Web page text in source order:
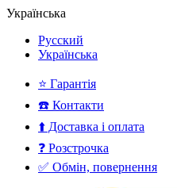
Українська
Русский
Українська
⭐ Гарантія
☎️ Контакти
⬆️ Доставка і оплата
❓ Розстрочка
✅ Обмін, повернення